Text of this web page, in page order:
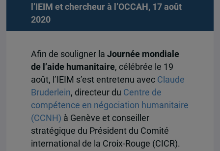
l’IEIM et chercheur à l’OCCAH, 17 août
2020
Afin de souligner la Journée mondiale
de l’aide humanitaire, célébrée le 19
août, l’IEIM s’est entretenu avec Claude
Bruderlein, directeur du Centre de
compétence en négociation humanitaire
(CCNH) à Genève et conseiller
stratégique du Président du Comité
international de la Croix-Rouge (CICR).